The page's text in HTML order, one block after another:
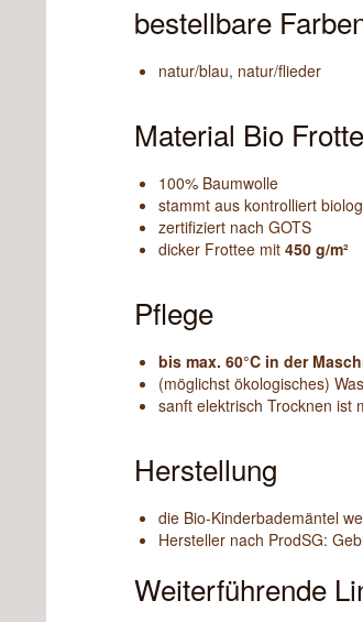
bestellbare
natur/blau, natur/flieder
Material Bio
100% Baumwolle
stammt aus kontrolliert
zertifiziert nach GOTS
dicker Frottee mit 450 g/m²
Pflege
bis max. 60°C in der
(möglichst ökologisches)
sanft elektrisch Trocknen ist
Herstellung
die Bio-Kinderbademäntel
Hersteller nach ProdSG:
Weiterführende